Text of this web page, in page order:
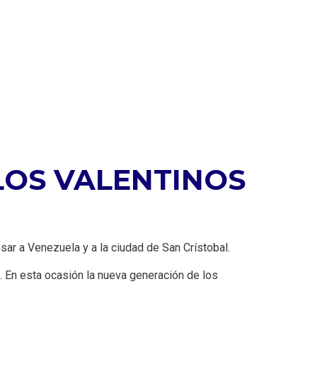
VALENTINOS
a Venezuela y a la ciudad de San Crístobal.
esta ocasión la nueva generación de los